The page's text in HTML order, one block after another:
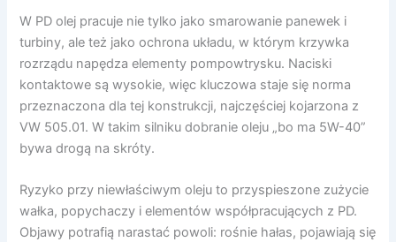
W PD olej pracuje nie tylko jako smarowanie panewek i
turbiny, ale też jako ochrona układu, w którym krzywka
rozrządu napędza elementy pompowtrysku. Naciski
kontaktowe są wysokie, więc kluczowa staje się norma
przeznaczona dla tej konstrukcji, najczęściej kojarzona z
VW 505.01. W takim silniku dobranie oleju „bo ma 5W-40”
bywa drogą na skróty.
Ryzyko przy niewłaściwym oleju to przyspieszone zużycie
wałka, popychaczy i elementów współpracujących z PD.
Objawy potrafią narastać powoli: rośnie hałas, pojawiają się